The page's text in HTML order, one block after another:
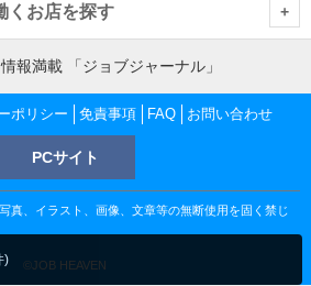
)
ル送迎ドライバー
ドライバー
デリヘル送迎ドライバー
ドライバー
送迎ドライバー
迎ドライバー
デリヘル送迎ドライバー
迎ドライバー
迎ドライバー
リヘル送迎ドライバー
ヘル送迎ドライバー
デリヘル送迎ドライバー
迎ドライバー
迎ドライバー
迎ドライバー
迎ドライバー
くお店を探す
報満載 「ジョブジャーナル」
ポリシー 免責事項 FAQ お問い合わせ
PCサイト
真、イラスト、画像、文章等の無断使用を固く禁じ
©JOB HEAVEN